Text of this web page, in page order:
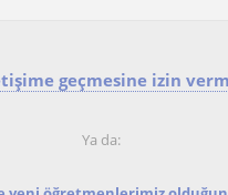
geçmesine izin
Ya da: